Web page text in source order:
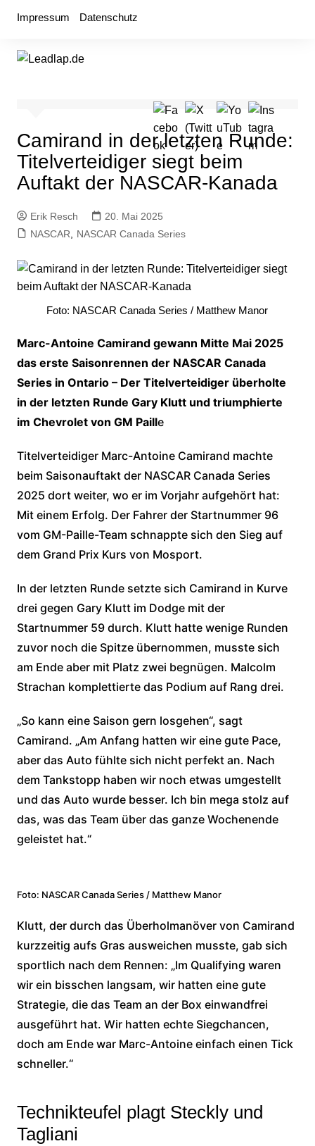
Impressum Datenschutz
Camirand in der letzten Runde:
Titelverteidiger siegt beim
Auftakt der NASCAR-Kanada
Erik Resch
20. Mai 2025
NASCAR, NASCAR Canada Series
Foto: NASCAR Canada Series / Matthew Manor
Marc-Antoine Camirand gewann Mitte Mai 2025
das erste Saisonrennen der NASCAR Canada
Series in Ontario – Der Titelverteidiger überholte
in der letzten Runde Gary Klutt und triumphierte
im Chevrolet von GM Paille
Titelverteidiger Marc-Antoine Camirand machte
beim Saisonauftakt der NASCAR Canada Series
2025 dort weiter, wo er im Vorjahr aufgehört hat:
Mit einem Erfolg. Der Fahrer der Startnummer 96
vom GM-Paille-Team schnappte sich den Sieg auf
dem Grand Prix Kurs von Mosport.
In der letzten Runde setzte sich Camirand in Kurve
drei gegen Gary Klutt im Dodge mit der
Startnummer 59 durch. Klutt hatte wenige Runden
zuvor noch die Spitze übernommen, musste sich
am Ende aber mit Platz zwei begnügen. Malcolm
Strachan komplettierte das Podium auf Rang drei.
„So kann eine Saison gern losgehen“, sagt
Camirand. „Am Anfang hatten wir eine gute Pace,
aber das Auto fühlte sich nicht perfekt an. Nach
dem Tankstopp haben wir noch etwas umgestellt
und das Auto wurde besser. Ich bin mega stolz auf
das, was das Team über das ganze Wochenende
geleistet hat.“
Foto: NASCAR Canada Series / Matthew Manor
Klutt, der durch das Überholmanöver von Camirand
kurzzeitig aufs Gras ausweichen musste, gab sich
sportlich nach dem Rennen: „Im Qualifying waren
wir ein bisschen langsam, wir hatten eine gute
Strategie, die das Team an der Box einwandfrei
ausgeführt hat. Wir hatten echte Siegchancen,
doch am Ende war Marc-Antoine einfach einen Tick
schneller.“
Technikteufel plagt Steckly und
Tagliani